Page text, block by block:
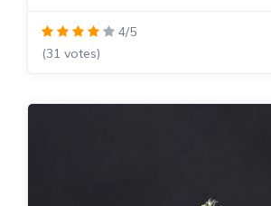
4/5
(31 votes)